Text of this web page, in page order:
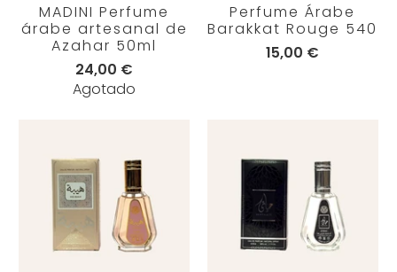
MADINI Perfume
árabe artesanal de
Azahar 50ml
24,00 €
Agotado
Perfume Árabe
Barakkat Rouge 540
15,00 €